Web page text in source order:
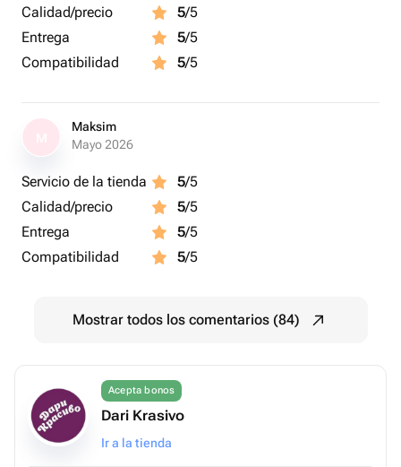
Calidad/precio 5/5
Entrega
5/5
Compatibilidad
5/5
Maksim
Mayo 2026
Servicio de la tienda 5/5
Calidad/precio
5/5
Entrega
5/5
Compatibilidad
5/5
Mostrar todos los comentarios (84)
Acepta bonos
Dari Krasivo
Ir a la tienda